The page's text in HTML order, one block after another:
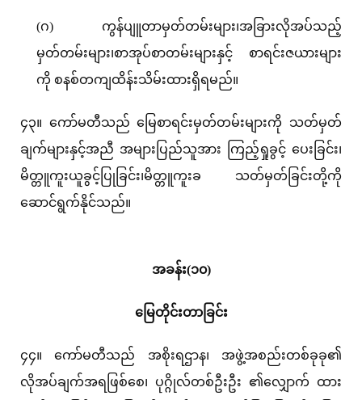
(ဂ) ကွန်ပျူတာမှတ်တမ်းများ၊အခြားလိုအပ်သည့်
မှတ်တမ်းများ၊စာအုပ်စာတမ်းများနှင့် စာရင်းဇယားများ
ကို စနစ်တကျထိန်းသိမ်းထားရှိရမည်။
၄၃။ ကော်မတီသည် မြေစာရင်းမှတ်တမ်းများကို သတ်မှတ်
ချက်များနှင့်အညီ အများပြည်သူအား ကြည့်ရှုခွင့် ပေးခြင်း၊
မိတ္တူကူးယူခွင့်ပြုခြင်း၊မိတ္တူကူးခ သတ်မှတ်ခြင်းတို့ကို
ဆောင်ရွက်နိုင်သည်။
အခန်း(၁၀)
မြေတိုင်းတာခြင်း
၄၄။ ကော်မတီသည် အစိုးရဌာန၊ အဖွဲ့အစည်းတစ်ခုခု၏
လိုအပ်ချက်အရဖြစ်စေ၊ ပုဂ္ဂိုလ်တစ်ဦးဦး ၏လျှောက် ထား